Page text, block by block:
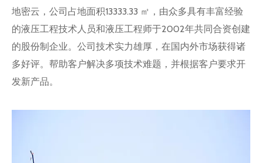
地密云，公司占地面积13333.33 ㎡，由众多具有丰富经验
的液压工程技术人员和液压工程师于2002年共同合资创建
的股份制企业。公司技术实力雄厚，在国内外市场获得诸
多好评。帮助客户解决多项技术难题，并根据客户要求开
发新产品。